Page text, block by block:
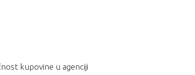
kupovine u agenciji